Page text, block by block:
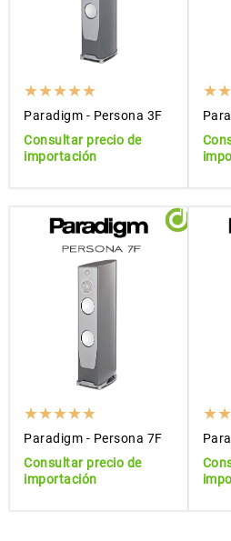
Paradigm - Persona 3F
Consultar precio de
importación
Paradigm - Persona 7F
Consultar precio de
importación